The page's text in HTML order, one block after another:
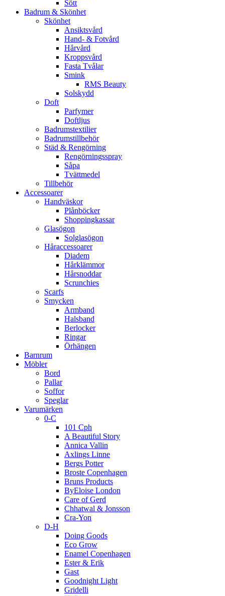
Sött
Badrum & Skönhet
Skönhet
Ansiktsvård
Hand- & Fotvård
Hårvård
Kroppsvård
Fasta Tvålar
Smink
RMS Beauty
Solskydd
Doft
Parfymer
Doftljus
Badrumstextilier
Badrumstillbehör
Städ & Rengörning
Rengörningsspray
Såpa
Tvättmedel
Tillbehör
Accessoarer
Handväskor
Plånböcker
Shoppingkassar
Glasögon
Solglasögon
Håraccessoarer
Diadem
Hårklämmor
Hårsnoddar
Scrunchies
Scarfs
Smycken
Armband
Halsband
Berlocker
Ringar
Örhängen
Barnrum
Möbler
Bord
Pallar
Soffor
Speglar
Varumärken
0-C
101 Cph
A Beautiful Story
Annica Vallin
Axlings Linne
Bergs Potter
Broste Copenhagen
Bruns Products
ByEloise London
Care of Gerd
Chhatwal & Jonsson
Cra-Yon
D-H
Doing Goods
Eco Grow
Enamel Copenhagen
Ester & Erik
Gast
Goodnight Light
Gridelli